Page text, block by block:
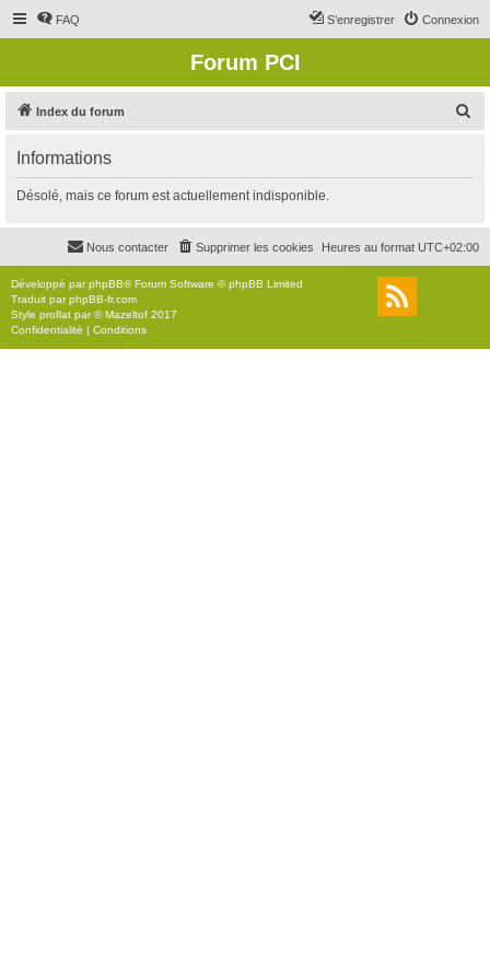
FAQ Connexion
S’enregistrer
Forum PCI
Index du forum
r
c
r
Informations
Désolé, mais ce forum est actuellement indisponible.
Heures au format UTC+02:00
Supprimer les cookies
Nous contacter
Développé parphpBB® Forum Software © phpBB Limited
Traduit parphpBB-fr.com
Style proflat par ©Mazeltof 2017
Confidentialité | Conditions